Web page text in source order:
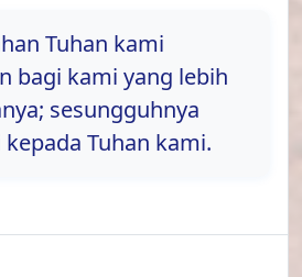
Tuhan kami
bagi kami yang lebih
sesungguhnya
Tuhan kami.